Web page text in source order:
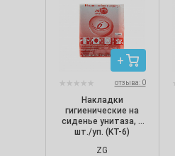
отзыва: 0
Накладки
гигиенические на
сиденье унитаза, 6
шт./уп. (KT-6)
ZG